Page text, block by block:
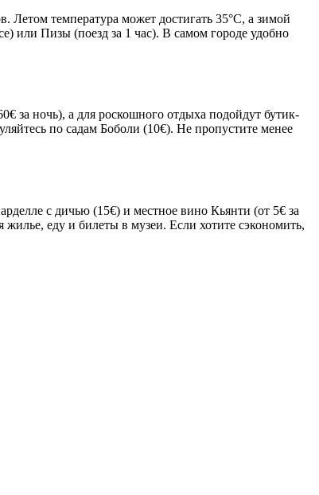
температура может достигать 35°C, а зимой
или Пизы (поезд за 1 час). В самом городе удобно
за ночь), а для роскошного отдыха подойдут бутик-
по садам Боболи (10€). Не пропустите менее
с дичью (15€) и местное вино Кьянти (от 5€ за
еду и билеты в музеи. Если хотите сэкономить,